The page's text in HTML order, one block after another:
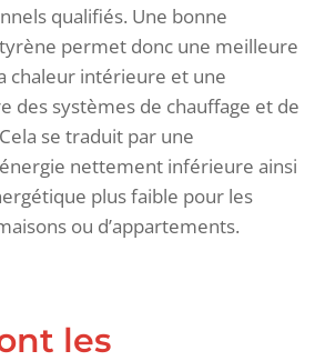
qualifiés. Une bonne
permet donc une meilleure
chaleur intérieure et une
des systèmes de chauffage et de
se traduit par une
nettement inférieure ainsi
plus faible pour les
ou d’appartements.
les